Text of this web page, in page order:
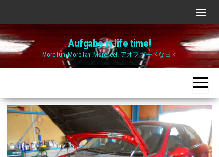
the
content
ナ
ビ
ゲ
ー
シ
ョ
ン
切
替
え
Aufgabe is life time!
More fun! More fan! More feel! アオフガーベな日々